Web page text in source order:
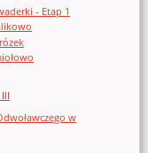
- Etap 1
w